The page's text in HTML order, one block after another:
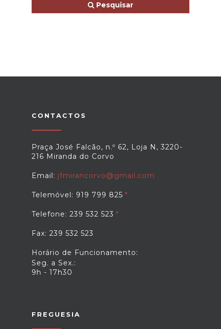
Pesquisar
CONTACTOS
Praça José Falcão, n.º 62, Loja N, 3220-
216 Miranda do Corvo
Email: jfmirancorvo@gmail.com
Telemóvel: 919 799 825
Telefone: 239 532 523
Fax: 239 532 523
Horário de Funcionamento:
Seg. a Sex.:
9h - 17h30
FREGUESIA